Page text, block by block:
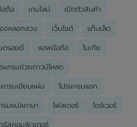
อถือ เกมไลน์ เปิดตัวสินค้า
องหลอกลวง เว็บไซต์ แท็บเล็ต
ดรอยด์ แอพมือถือ โนเกีย
แกรมช่วยดาวน์โหลด
แกรมเขียนแผ่น โปรแกรมแชท
รมแปลภาษา โฟลเดอร์ ไดร์เวอร์
วรัสคอมพิวเตอร์